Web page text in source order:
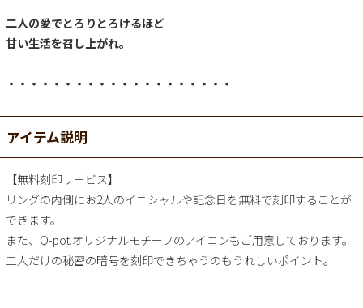
二人の愛でとろりとろけるほど
甘い生活を召し上がれ。
・・・・・・・・・・・・・・・・・・・・
アイテム説明
【無料刻印サービス】
リングの内側にお2人のイニシャルや記念日を無料で刻印することが
できます。
また、Q-pot.オリジナルモチーフのアイコンもご用意しております。
二人だけの秘密の暗号を刻印できちゃうのもうれしいポイント。